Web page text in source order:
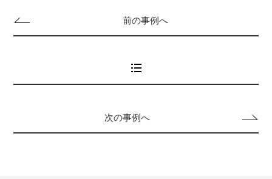
前の事例へ
次の事例へ